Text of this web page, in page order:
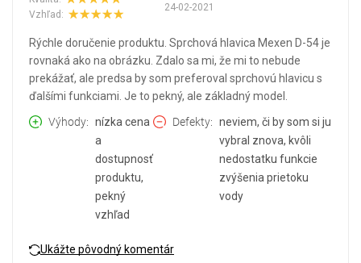
24-02-2021
Vzhľad:
Rýchle doručenie produktu. Sprchová hlavica Mexen D-54 je
rovnaká ako na obrázku. Zdalo sa mi, že mi to nebude
prekážať, ale predsa by som preferoval sprchovú hlavicu s
ďalšími funkciami. Je to pekný, ale základný model.
Výhody
nízka cena
a
dostupnosť
produktu,
pekný
vzhľad
Defekty
neviem, či by som si ju
vybral znova, kvôli
nedostatku funkcie
zvýšenia prietoku
vody
Ukážte pôvodný komentár